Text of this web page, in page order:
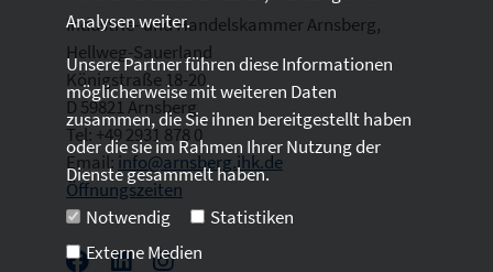
Industrie- und Handelskammer Arnsberg,
Hellweg-Sauerland
Königstraße 18-20
D 59821 Arnsberg
Tel: +49 2931 878 0
Email:info@arnsberg.ihk.de
Öffnungszeiten
Analysen weiter.
Unsere Partner führen diese Informationen
möglicherweise mit weiteren Daten
zusammen, die Sie ihnen bereitgestellt haben
oder die sie im Rahmen Ihrer Nutzung der
Dienste gesammelt haben.
Notwendig
Statistiken
Externe Medien